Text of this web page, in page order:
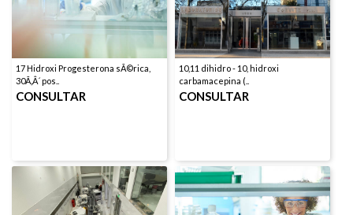
17 Hidroxi Progesterona sÃ©rica,
30Ã‚Â´ pos..
CONSULTAR
10,11 dihidro - 10, hidroxi
carbamacepina (..
CONSULTAR